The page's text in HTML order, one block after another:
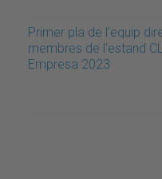
Primer pla de l'equip
membres de l'estand
Empresa 2023